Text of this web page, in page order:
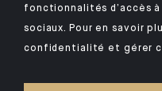
MENTIONS LÉGALES
fonctionnalités d’accès
sociaux. Pour en savoir
confidentialité et gérer